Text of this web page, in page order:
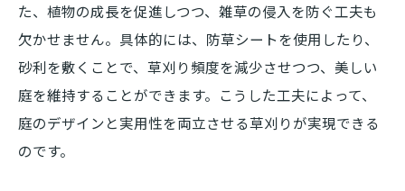
た、植物の成長を促進しつつ、雑草の侵入を防ぐ工夫も
欠かせません。具体的には、防草シートを使用したり、
砂利を敷くことで、草刈り頻度を減少させつつ、美しい
庭を維持することができます。こうした工夫によって、
庭のデザインと実用性を両立させる草刈りが実現できる
のです。